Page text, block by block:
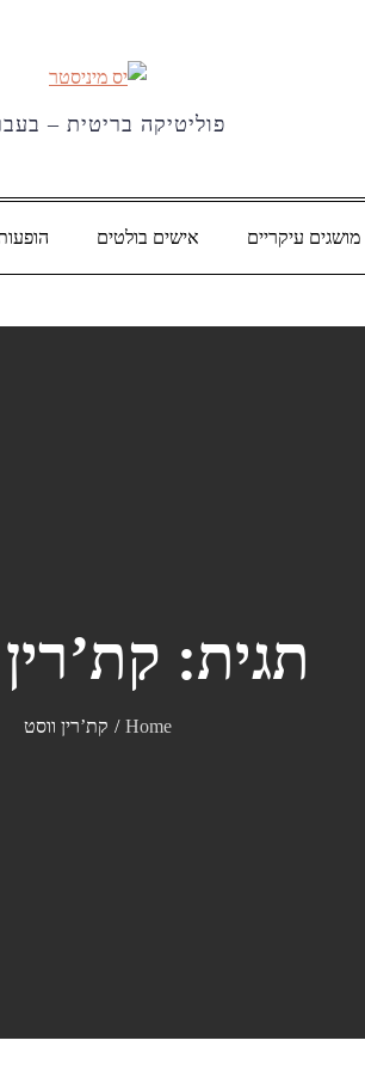
פוליטיקה בריטית –
מושגים עיקריים אישים בולטים
תגית:
Home קת’רין ווסט